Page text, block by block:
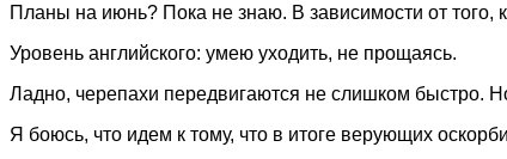
Планы на июнь? Пока не знаю. В зависимости от того,
Уровень английского: умею уходить, не прощаясь.
Ладно, черепахи передвигаются не слишком быстро.
Я боюсь, что идем к тому, что в итоге верующих